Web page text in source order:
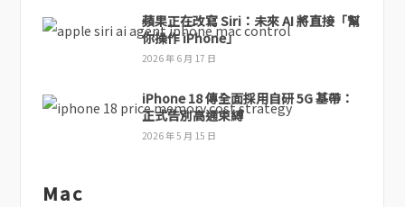
蘋果正在改寫 Siri：未來 AI 將直接「幫
你操作 iPhone」
2026 年 6 月 17 日
iPhone 18 傳全面採用自研 5G 基帶：
正式告別高通束縛
2026 年 5 月 15 日
Mac